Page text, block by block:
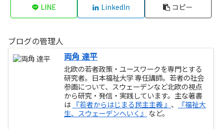
LINE LinkedIn コピー
ブログの管理人
両角 達平
北欧の若者政策・ユースワークを専門とする
研究者。日本福祉大学 専任講師。若者の社会
参画について、スウェーデンなど北欧の視点
から研究・発信・実践しています。主な著書
は 『若者からはじまる民主主義 』 、
『福祉大
生、スウェーデンへいく』 など。